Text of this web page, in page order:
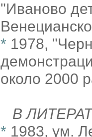
"Иваново
* 1978,
около 2000
В
* 1983, ум.